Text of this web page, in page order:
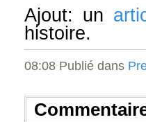
Ajout: un
histoire.
08:08 Publié dans